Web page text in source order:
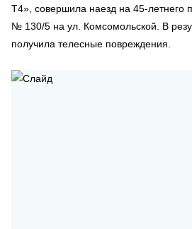
Т4», совершила наезд на 45-летнего
№ 130/5 на ул. Комсомольской. В
получила телесные повреждения.